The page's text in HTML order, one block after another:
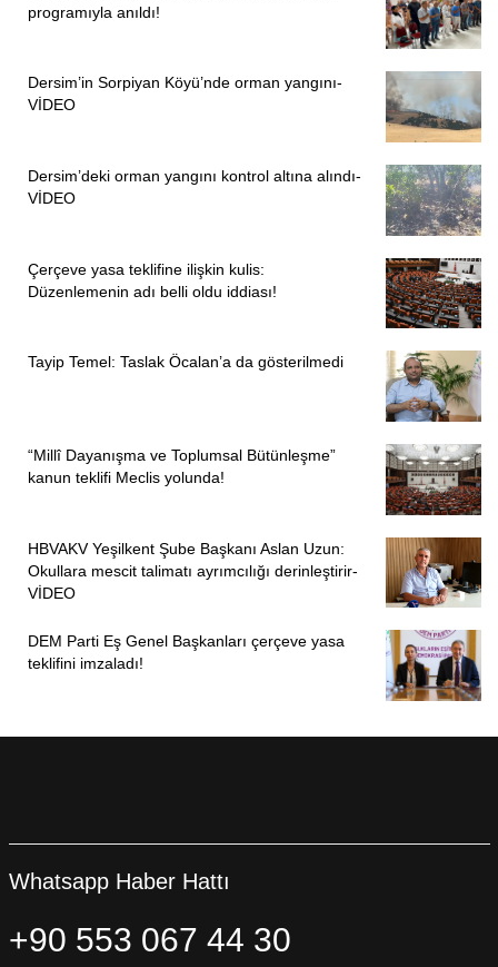
programıyla anıldı!
Dersim’in Sorpiyan Köyü’nde orman yangını-
VİDEO
Dersim’deki orman yangını kontrol altına alındı-
VİDEO
Çerçeve yasa teklifine ilişkin kulis:
Düzenlemenin adı belli oldu iddiası!
Tayip Temel: Taslak Öcalan’a da gösterilmedi
“Millî Dayanışma ve Toplumsal Bütünleşme”
kanun teklifi Meclis yolunda!
HBVAKV Yeşilkent Şube Başkanı Aslan Uzun:
Okullara mescit talimatı ayrımcılığı derinleştirir-
VİDEO
DEM Parti Eş Genel Başkanları çerçeve yasa
teklifini imzaladı!
Whatsapp Haber Hattı
+90 553 067 44 30